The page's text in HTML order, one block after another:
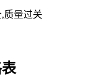
质量过关